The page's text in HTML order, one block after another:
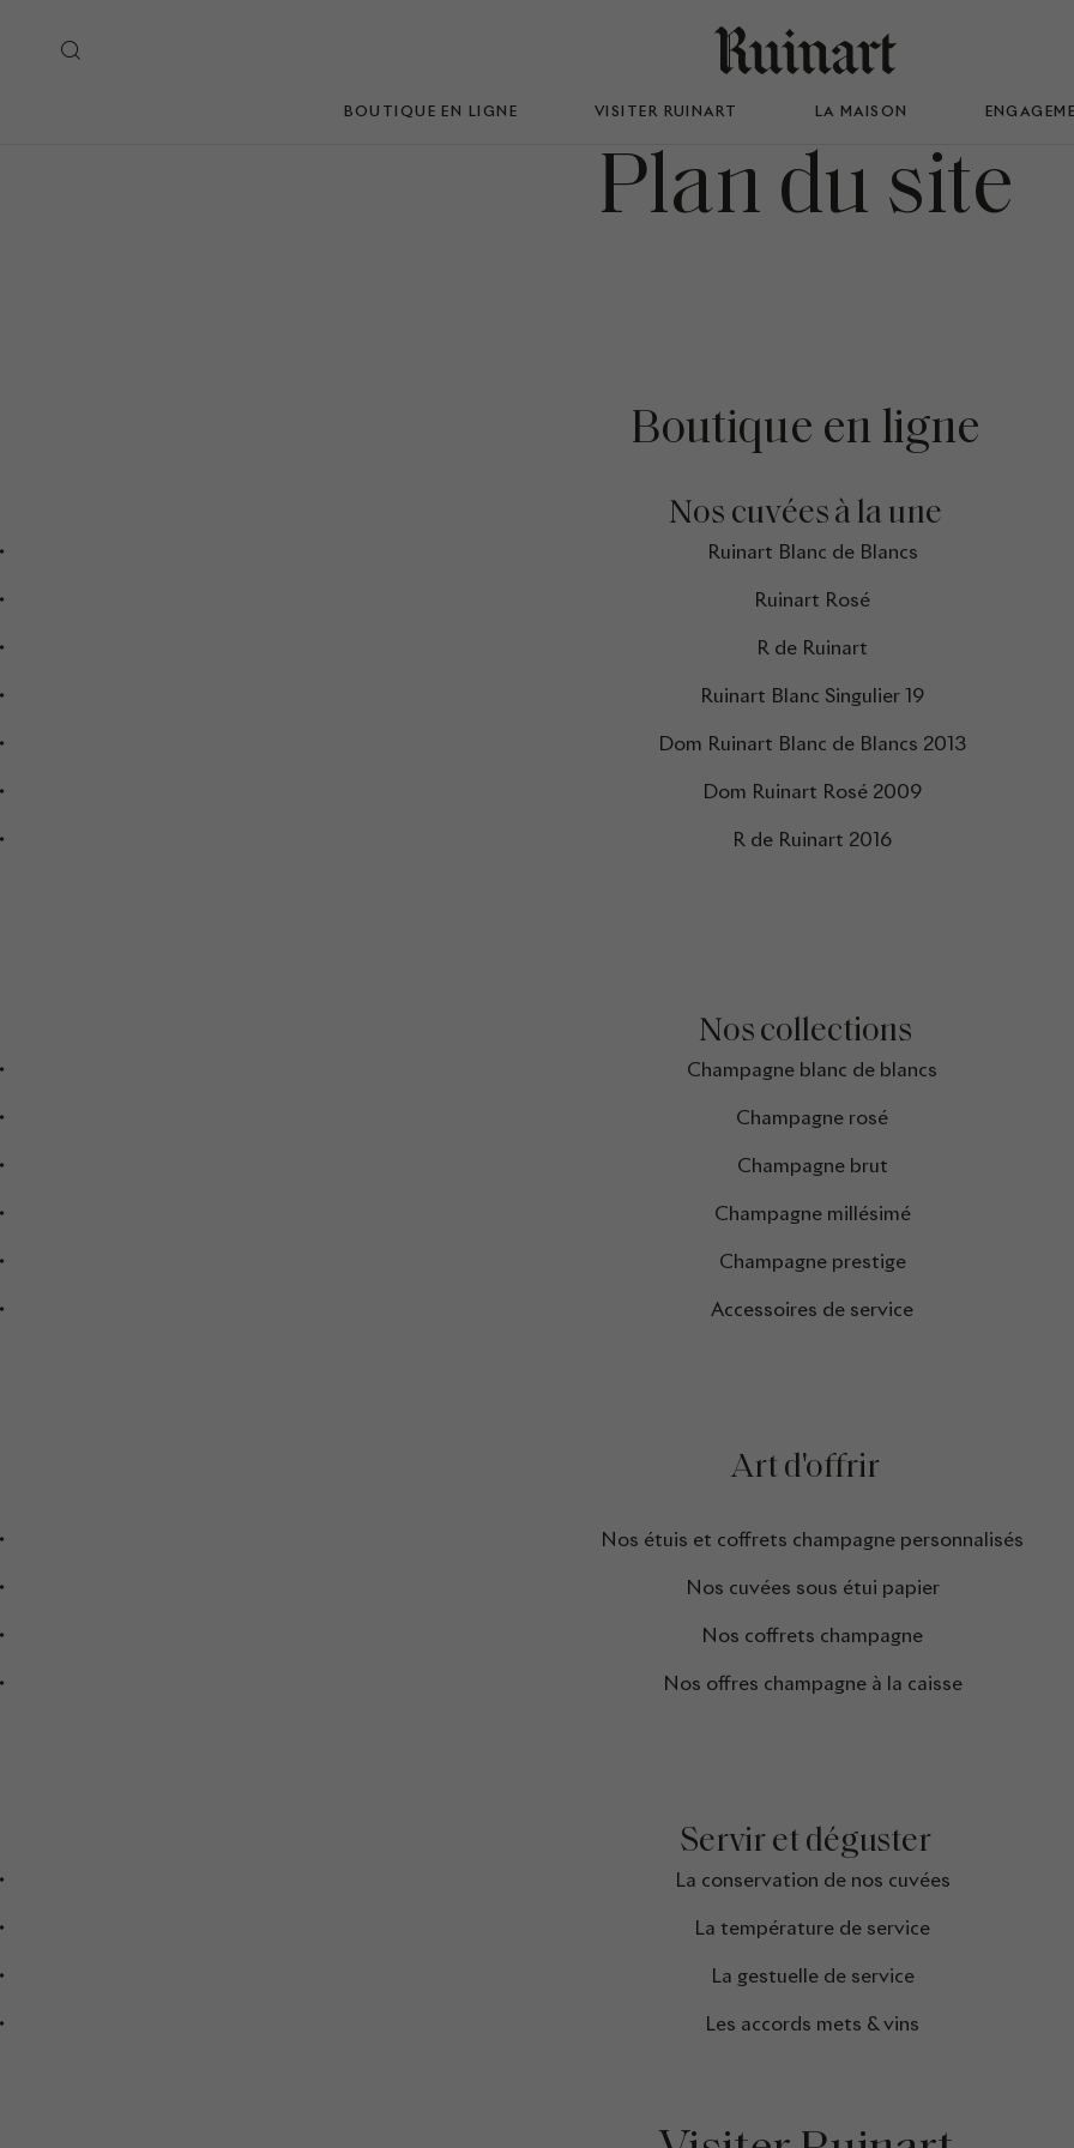
BOUTIQUE EN LIGNE VISITER RUINART LA MAISON
Plan du site
Boutique en ligne
Nos cuvées à la une
Ruinart Blanc de Blancs
Ruinart Rosé
R de Ruinart
Ruinart Blanc Singulier 19
Dom Ruinart Blanc de Blancs 2013
Dom Ruinart Rosé 2009
R de Ruinart 2016
Nos collections
Champagne blanc de blancs
Champagne rosé
Champagne brut
Champagne millésimé
Champagne prestige
Accessoires de service
Art d'offrir
Nos étuis et coffrets champagne personnalisés
Nos cuvées sous étui papier
Nos coffrets champagne
Nos offres champagne à la caisse
Servir et déguster
La conservation de nos cuvées​
La température de service​
La gestuelle de service​
Les accords mets & vins